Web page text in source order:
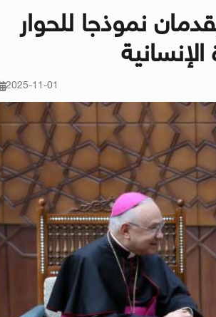
نموذجا للحوار
2025-11-01